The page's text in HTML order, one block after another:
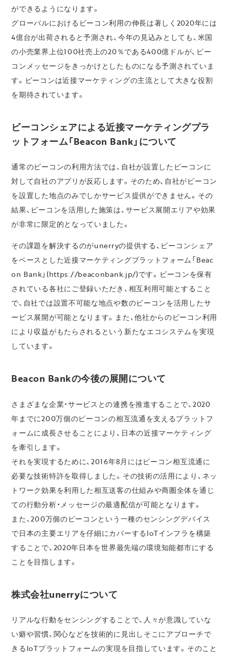
ができるようになります。
グローバルにおけるビーコン利用の伸長は著しく2020年には
4億台が出荷されると予測され、今年の見込みとしても、米国
の小売業界上位100社売上の20％である400億ドルが、ビー
コンメッセージをきっかけとしたものになる予測されていま
す。ビーコンは近接マーケティングの主流として大きな役割
を期待されています。
ビーコンシェアによる近接マーケティングプラ
ットフォーム「Beacon Bank」について
通常のビーコンの利用方法では、自社が設置したビーコンに
対して自社のアプリが反応します。そのため、自社がビーコン
を設置した地点のみでしかサービス提供ができません。その
結果、ビーコンを活用した施策は、サービス展開エリアや効果
が非常に限定的となっていました。
その課題を解決するのがunerryの提供する、ビーコンシェア
をベースとした近接マーケティングプラットフォーム「Beac
on Bank」(https://beaconbank.jp/)です。ビーコンを保有
されている各社にご登録いただき、相互利用可能とすること
で、自社では設置不可能な地点や数のビーコンを活用したサ
ービス展開が可能となります。また、他社からのビーコン利用
により収益がもたらされるという新たなエコシステムを実現
しています。
Beacon Bankの今後の展開について
さまざまな企業・サービスとの連携を推進することで、2020
年までに200万個のビーコンの相互流通を支えるプラットフ
ォームに成長させることにより、日本の近接マーケティング
を牽引します。
それを実現するために、2016年8月にはビーコン相互流通に
必要な技術特許を取得しました。その技術の活用により、ネッ
トワーク効果を利用した相互送客の仕組みや商圏全体を通じ
ての行動分析・メッセージの最適配信が可能となります。
また、200万個のビーコンという一種のセンシングデバイス
で日本の主要エリアを仔細にカバーするIoTインフラを構築
することで、2020年日本を世界最先端の環境知能都市にする
ことを目指します。
株式会社unerryについて
リアルな行動をセンシングすることで、人々が意識していな
い癖や習慣、関心などを技術的に見出しそこにアプローチで
きるIoTプラットフォームの実現を目指しています。そのこと